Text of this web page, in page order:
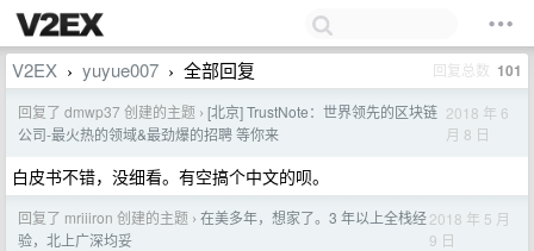
V2EX › yuyue007 › 全部回复 回复总数 101
回复了 dmwp37 创建的主题 › [北京] TrustNote：世界领先的区块链
公司-最火热的领域&最劲爆的招聘 等你来
2018 年 6
月 8 日
白皮书不错，没细看。有空搞个中文的呗。
回复了 mriiiron 创建的主题 › 在美多年，想家了。3 年以上全栈经
验，北上广深均妥
2018 年 5 月
9 日